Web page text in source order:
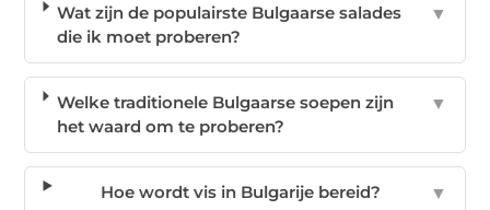
Wat zijn de populairste Bulgaarse salades
die ik moet proberen?
▼
Welke traditionele Bulgaarse soepen zijn
het waard om te proberen?
▼
Hoe wordt vis in Bulgarije bereid? ▼